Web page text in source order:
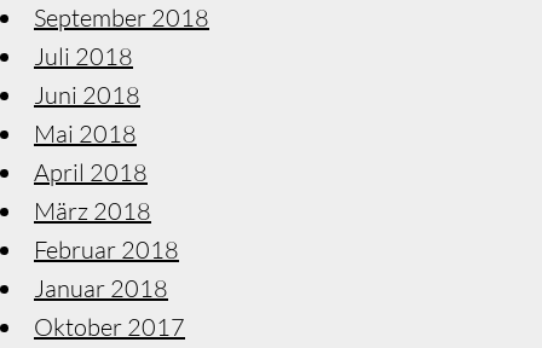
September 2018
Juli 2018
Juni 2018
Mai 2018
April 2018
März 2018
Februar 2018
Januar 2018
Oktober 2017